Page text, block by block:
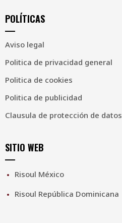
POLÍTICAS
Aviso legal
Politica de privacidad general
Politica de cookies
Politica de publicidad
Clausula de protección de datos
SITIO WEB
Risoul México
Risoul República Dominicana